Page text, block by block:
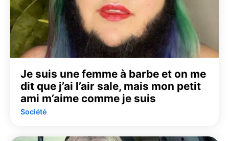
Je suis une femme à barbe et on me
dit que j’ai l’air sale, mais mon petit
ami m’aime comme je suis
Société